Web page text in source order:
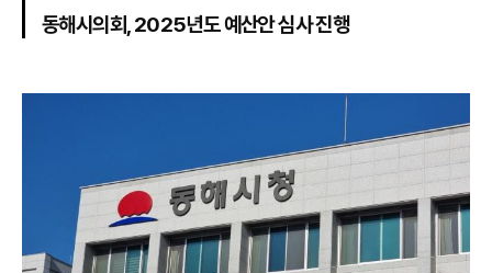
동해시의회, 2025년도 예산안 심사 진행